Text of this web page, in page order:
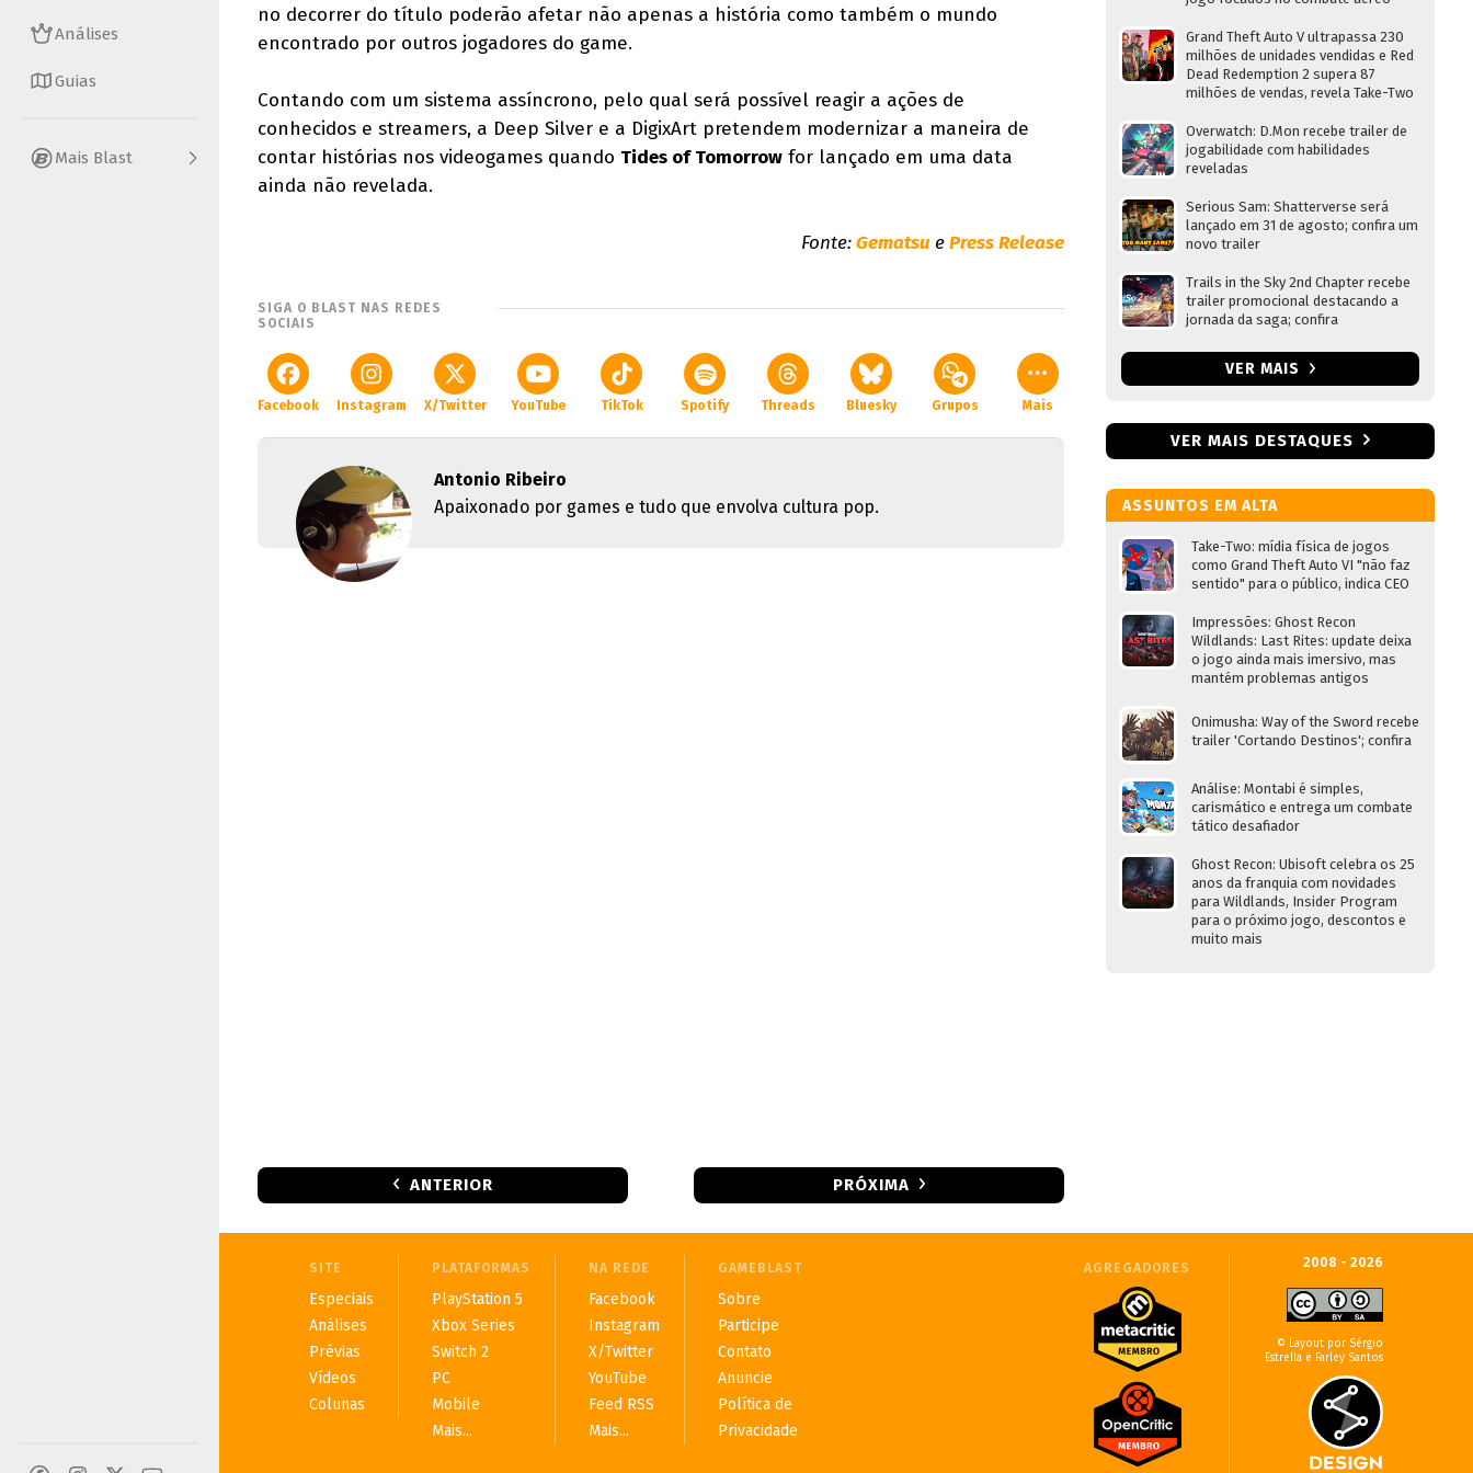
Análises
Guias
Mais Blast
no decorrer do título poderão afetar não apenas a história como também o mundo
encontrado por outros jogadores do game.
Contando com um sistema assíncrono, pelo qual será possível reagir a ações de
conhecidos e streamers, a Deep Silver e a DigixArt pretendem modernizar a maneira de
contar histórias nos videogames quando Tides of Tomorrow for lançado em uma data
ainda não revelada.
Fonte:Gematsu ePress Release
SIGA O BLAST NAS REDES
SOCIAIS
Facebook Instagram X/Twitter YouTube TikTok Spotify Threads Bluesky Grupos Mais
Antonio Ribeiro
Apaixonado por games e tudo que envolva cultura pop.
ANTERIOR PRÓXIMA
Grand Theft Auto V ultrapassa 230
milhões de unidades vendidas e Red
Dead Redemption 2 supera 87
milhões de vendas, revela Take-Two
Overwatch: D.Mon recebe trailer de
jogabilidade com habilidades
reveladas
Serious Sam: Shatterverse será
lançado em 31 de agosto; confira um
novo trailer
Trails in the Sky 2nd Chapter recebe
trailer promocional destacando a
jornada da saga; confira
VER MAIS
VER MAIS DESTAQUES
ASSUNTOS EM ALTA
Take-Two: mídia física de jogos
como Grand Theft Auto VI "não faz
sentido" para o público, indica CEO
Impressões: Ghost Recon
Wildlands: Last Rites: update deixa
o jogo ainda mais imersivo, mas
mantém problemas antigos
Onimusha: Way of the Sword recebe
trailer 'Cortando Destinos'; confira
Análise: Montabi é simples,
carismático e entrega um combate
tático desafiador
Ghost Recon: Ubisoft celebra os 25
anos da franquia com novidades
para Wildlands, Insider Program
para o próximo jogo, descontos e
muito mais
SITE
Especiais
Análises
Prévias
Vídeos
Colunas
PLATAFORMAS
PlayStation 5
Xbox Series
Switch 2
PC
Mobile
Mais...
NA REDE
Facebook
Instagram
X/Twitter
YouTube
Feed RSS
Mais...
GAMEBLAST
Sobre
Participe
Contato
Anuncie
Política de
Privacidade
2008 - 2026
© Layout por Sérgio
Estrella e Farley Santos
AGREGADORES